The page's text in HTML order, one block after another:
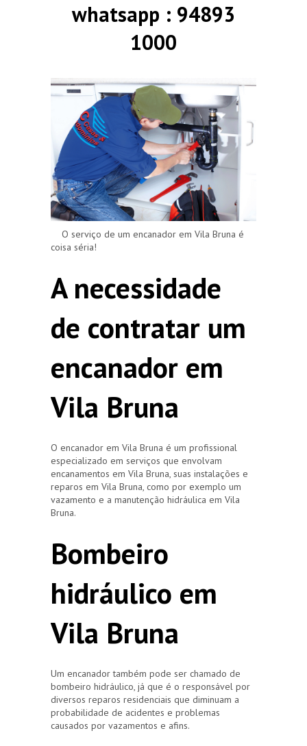
whatsapp : 94893
1000
O serviço de um encanador em Vila Bruna é
coisa séria!
A necessidade
de contratar um
encanador em
Vila Bruna
O encanador em Vila Bruna é um profissional
especializado em serviços que envolvam
encanamentos em Vila Bruna, suas instalações e
reparos em Vila Bruna, como por exemplo um
vazamento e a manutenção hidráulica em Vila
Bruna.
Bombeiro
hidráulico em
Vila Bruna
Um encanador também pode ser chamado de
bombeiro hidráulico, já que é o responsável por
diversos reparos residenciais que diminuam a
probabilidade de acidentes e problemas
causados por vazamentos e afins.